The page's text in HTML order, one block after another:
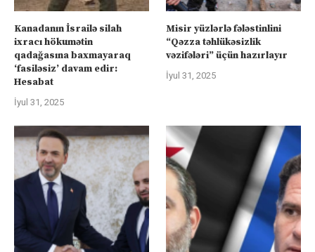
Kanadanın İsrailə silah
ixracı hökumətin
qadağasına baxmayaraq
‘fasiləsiz’ davam edir:
Hesabat
İyul 31, 2025
Misir yüzlərlə fələstinlini
“Qəzza təhlükəsizlik
vəzifələri” üçün hazırlayır
İyul 31, 2025